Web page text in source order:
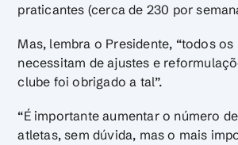
praticantes (cerca de 230 por
Mas, lembra o Presidente, “todos
necessitam de ajustes e
clube foi obrigado a tal”.
“É importante aumentar o número
atletas, sem dúvida, mas o mais